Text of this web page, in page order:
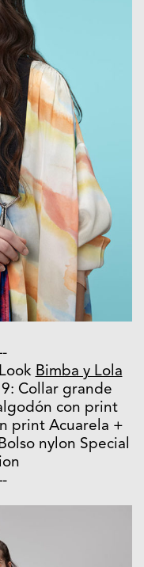
Bimba y Lola
Collar grande
con print
print Acuarela +
nylon Special